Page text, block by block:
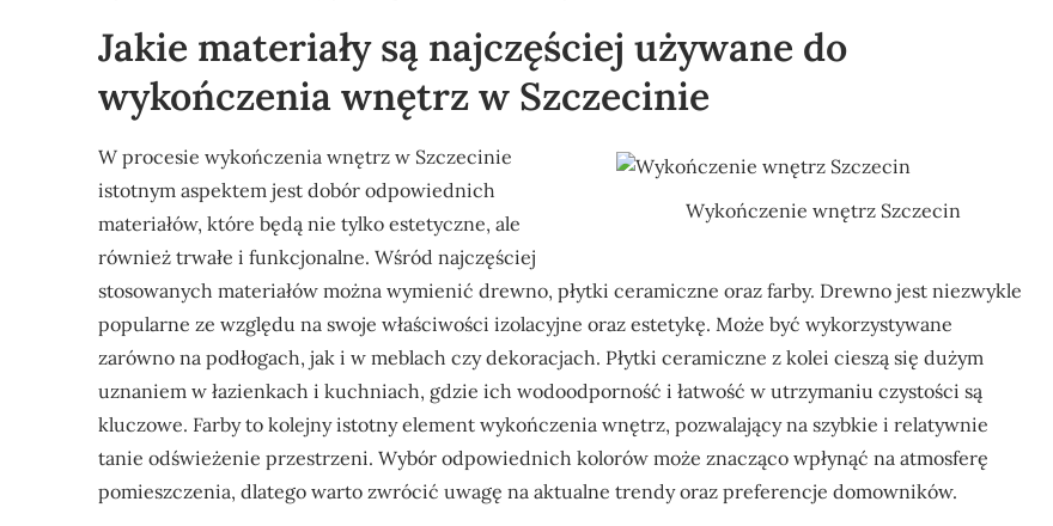
Jakie materiały są najczęściej używane do
wykończenia wnętrz w Szczecinie
Wykończenie wnętrz Szczecin
W procesie wykończenia wnętrz w Szczecinie
istotnym aspektem jest dobór odpowiednich
materiałów, które będą nie tylko estetyczne, ale
również trwałe i funkcjonalne. Wśród najczęściej
stosowanych materiałów można wymienić drewno, płytki ceramiczne oraz farby. Drewno jest niezwykle
popularne ze względu na swoje właściwości izolacyjne oraz estetykę. Może być wykorzystywane
zarówno na podłogach, jak i w meblach czy dekoracjach. Płytki ceramiczne z kolei cieszą się dużym
uznaniem w łazienkach i kuchniach, gdzie ich wodoodporność i łatwość w utrzymaniu czystości są
kluczowe. Farby to kolejny istotny element wykończenia wnętrz, pozwalający na szybkie i relatywnie
tanie odświeżenie przestrzeni. Wybór odpowiednich kolorów może znacząco wpłynąć na atmosferę
pomieszczenia, dlatego warto zwrócić uwagę na aktualne trendy oraz preferencje domowników.